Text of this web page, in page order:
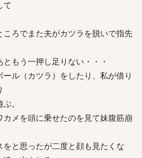
て
ろでまた夫がカツラを脱いで指先
もう一押し足りない・・・
ル（カツラ）をしたり、私が借り
。
メを頭に乗せたのを見て妹腹筋崩
と思ったが二度と顔も見たくな